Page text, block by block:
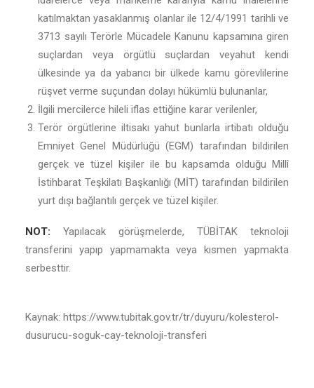
katılmaktan yasaklanmış olanlar ile 12/4/1991 tarihli ve
3713 sayılı Terörle Mücadele Kanunu kapsamına giren
suçlardan veya örgütlü suçlardan veyahut kendi
ülkesinde ya da yabancı bir ülkede kamu görevlilerine
rüşvet verme suçundan dolayı hükümlü bulunanlar,
İlgili mercilerce hileli iflas ettiğine karar verilenler,
Terör örgütlerine iltisakı yahut bunlarla irtibatı olduğu
Emniyet Genel Müdürlüğü (EGM) tarafından bildirilen
gerçek ve tüzel kişiler ile bu kapsamda olduğu Millî
İstihbarat Teşkilatı Başkanlığı (MİT) tarafından bildirilen
yurt dışı bağlantılı gerçek ve tüzel kişiler.
NOT: Yapılacak görüşmelerde, TÜBİTAK teknoloji
transferini yapıp yapmamakta veya kısmen yapmakta
serbesttir.
Kaynak: https://www.tubitak.gov.tr/tr/duyuru/kolesterol-
dusurucu-soguk-cay-teknoloji-transferi